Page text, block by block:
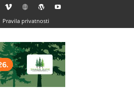
Pravila privatnosti